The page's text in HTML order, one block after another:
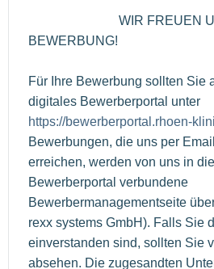
WIR FREUEN UNS
BEWERBUNG!
Für Ihre Bewerbung sollten Sie
digitales Bewerberportal unter
https://bewerberportal.rhoen-
Bewerbungen, die uns per
erreichen, werden von uns in
Bewerberportal verbundene
Bewerbermanagementseite
rexx systems GmbH). Falls Sie
einverstanden sind, sollten Sie
absehen. Die zugesandten